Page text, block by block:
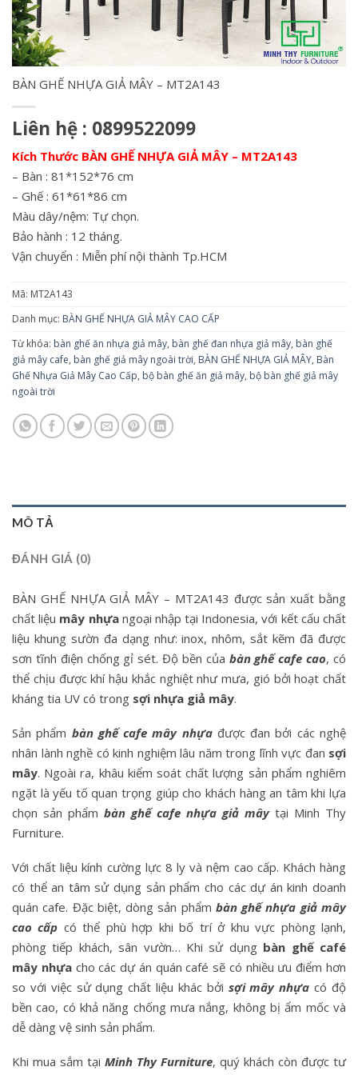
BÀN GHẾ NHỰA GIẢ MÂY – MT2A143
Liên hệ : 0899522099
Kích Thước BÀN GHẾ NHỰA GIẢ MÂY – MT2A143
– Bàn : 81*152*76 cm
– Ghế : 61*61*86 cm
Màu dây/nệm: Tự chọn.
Bảo hành : 12 tháng.
Vận chuyển : Miễn phí nội thành Tp.HCM
Mã: MT2A143
Danh mục: BÀN GHẾ NHỰA GIẢ MÂY CAO CẤP
Từ khóa: bàn ghế ăn nhựa giả mây, bàn ghế đan nhựa giả mây, bàn ghế
giả mây cafe, bàn ghế giả mây ngoài trời, BÀN GHẾ NHỰA GIẢ MÂY, Bàn
Ghế Nhựa Giả Mây Cao Cấp, bộ bàn ghế ăn giả mây, bộ bàn ghế giả mây
ngoài trời
MÔ TẢ
ĐÁNH GIÁ (0)
BÀN GHẾ NHỰA GIẢ MÂY – MT2A143 được sản xuất bằng
chất liệu mây nhựangoại nhập tại Indonesia, với kết cấu chất
liệu khung sườn đa dạng như: inox, nhôm, sắt kẽm đã được
sơn tĩnh điện chống gỉ sét. Độ bền của bàn ghế cafe cao, có
thể chịu được khí hậu khắc nghiệt như mưa, gió bởi hoạt chất
kháng tia UV có trong sợi nhựa giả mây.
Sản phẩm bàn ghế cafe mây nhựađược đan bởi các nghệ
nhân lành nghề có kinh nghiệm lâu năm trong lĩnh vực đan sợi
mây. Ngoài ra, khâu kiểm soát chất lượng sản phẩm nghiêm
ngặt là yếu tố quan trọng giúp cho khách hàng an tâm khi lựa
chọn sản phẩm bàn ghế cafe nhựa giả mâytại Minh Thy
Furniture.
Với chất liệu kính cường lực 8 ly và nệm cao cấp. Khách hàng
có thể an tâm sử dụng sản phẩm cho các dự án kinh doanh
quán cafe. Đặc biệt, dòng sản phẩm bàn ghế nhựa giả mây
cao cấp có thể phù hợp khi bố trí ở khu vực phòng lạnh,
phòng tiếp khách, sân vườn… Khi sử dụng bàn ghế café
mây nhựacho các dự án quán café sẽ có nhiều ưu điểm hơn
so với việc sử dụng chất liệu khác bởi sợi mây nhựa có độ
bền cao, có khả năng chống mưa nắng, không bị ẩm mốc và
dễ dàng vệ sinh sản phẩm.
Khi mua sắm tại Minh Thy Furniture, quý khách còn được tư